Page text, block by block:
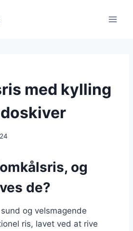
med kylling
og
de?
og velsmagende
ris, lavet ved at rive